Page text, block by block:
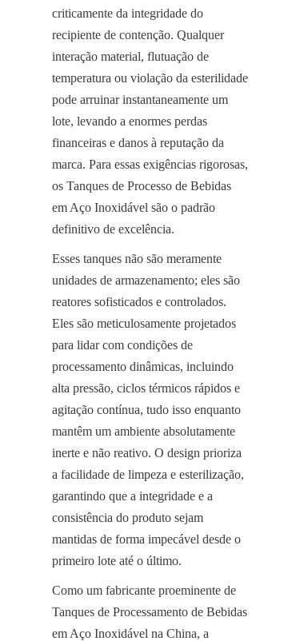
criticamente da integridade do
recipiente de contenção. Qualquer
interação material, flutuação de
temperatura ou violação da esterilidade
pode arruinar instantaneamente um
lote, levando a enormes perdas
financeiras e danos à reputação da
marca. Para essas exigências rigorosas,
os Tanques de Processo de Bebidas
em Aço Inoxidável são o padrão
definitivo de excelência.
Esses tanques não são meramente
unidades de armazenamento; eles são
reatores sofisticados e controlados.
Eles são meticulosamente projetados
para lidar com condições de
processamento dinâmicas, incluindo
alta pressão, ciclos térmicos rápidos e
agitação contínua, tudo isso enquanto
mantêm um ambiente absolutamente
inerte e não reativo. O design prioriza
a facilidade de limpeza e esterilização,
garantindo que a integridade e a
consistência do produto sejam
mantidas de forma impecável desde o
primeiro lote até o último.
Como um fabricante proeminente de
Tanques de Processamento de Bebidas
em Aço Inoxidável na China, a